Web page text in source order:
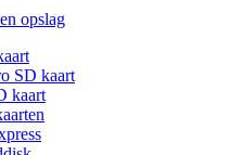
opslag
SD kaart
kaart